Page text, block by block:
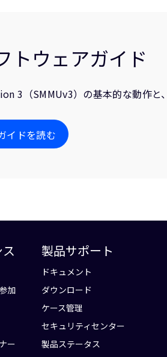
トウェアガイド
（SMMUv3）の基本的な動作と
イドを読む
加
ー
製品サポート
ドキュメント
ダウンロード
ケース管理
セキュリティセンター
製品ステータス